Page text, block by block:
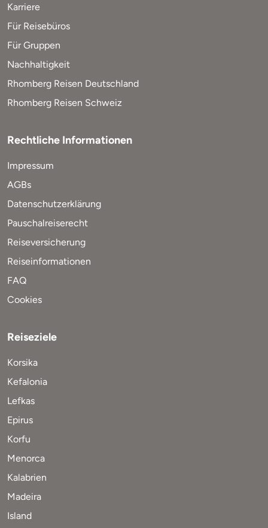
Karriere
Für Reisebüros
Für Gruppen
Nachhaltigkeit
Rhomberg Reisen Deutschland
Rhomberg Reisen Schweiz
Rechtliche Informationen
Impressum
AGBs
Datenschutzerklärung
Pauschalreiserecht
Reiseversicherung
Reiseinformationen
FAQ
Cookies
Reiseziele
Korsika
Kefalonia
Lefkas
Epirus
Korfu
Menorca
Kalabrien
Madeira
Island